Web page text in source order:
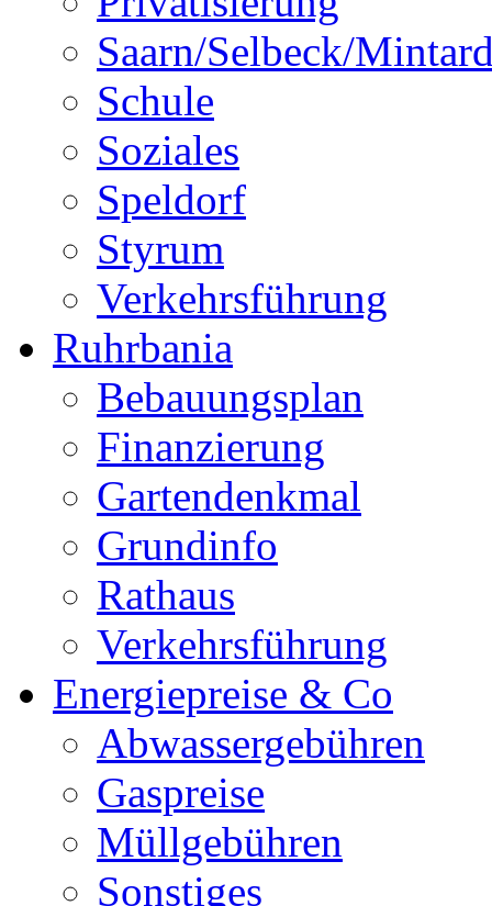
Saarn/Selbeck/
Schule
Soziales
Speldorf
Styrum
Verkehrsführung
Ruhrbania
Bebauungsplan
Finanzierung
Gartendenkmal
Grundinfo
Rathaus
Verkehrsführung
Energiepreise & Co
Abwassergebühren
Gaspreise
Müllgebühren
Sonstiges